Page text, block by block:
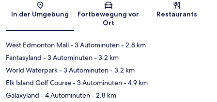
In der Umgebung
Fortbewegung vor
Ort
Restaurants
West Edmonton Mall- 3 Autominuten- 2.8 km
Fantasyland - 3 Autominuten- 3.2 km
World Waterpark- 3 Autominuten- 3.2 km
Elk Island Golf Course- 3 Autominuten- 4.9 km
Galaxyland - 4 Autominuten- 2.8 km